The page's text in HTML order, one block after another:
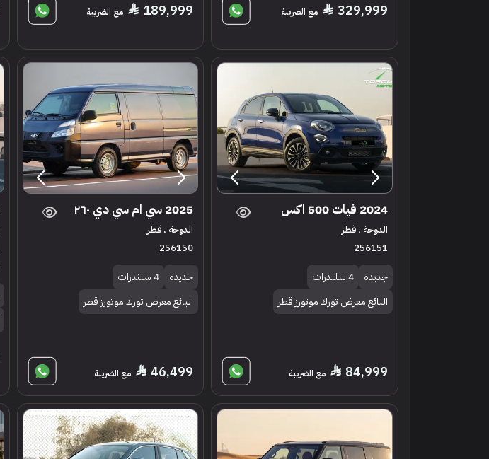
329,999 مع الضريبة 189,999 مع الضريبة
2024 فيات 500 اكس
الدوحة ، قطر
256151
جديدة
4 سلندرات
البائع معرض تورك موتورز قطر
84,999 مع الضريبة
2025 سي ام سي دي ٢٦٠
الدوحة ، قطر
256150
جديدة
4 سلندرات
البائع معرض تورك موتورز قطر
46,499 مع الضريبة